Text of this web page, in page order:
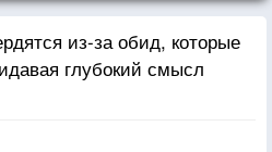
из-за обид, которые
глубокий смысл